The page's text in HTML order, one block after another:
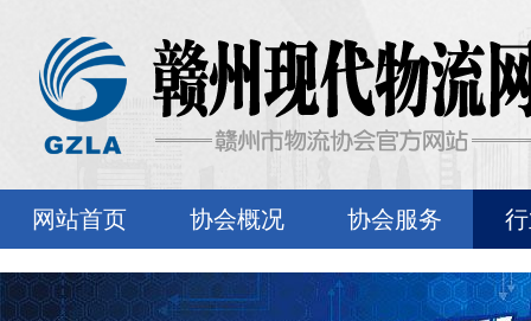
网站首页 协会概况 协会服务